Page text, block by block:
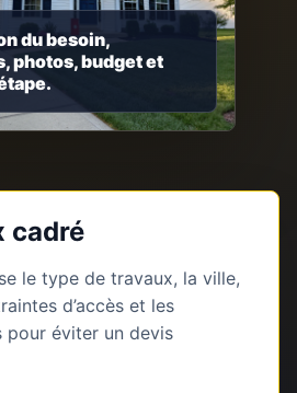
du besoin,
photos, budget et
cadré
le type de travaux, la ville,
d’accès et les
pour éviter un devis